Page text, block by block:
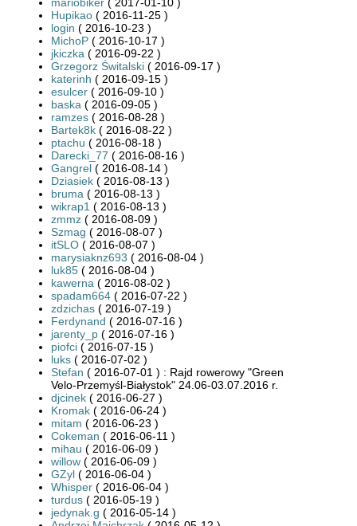
Hupikao ( 2016-11-25 )
login ( 2016-10-23 )
MichoP ( 2016-10-17 )
jkiczka ( 2016-09-22 )
Grzegorz Świtalski ( 2016-09-17 )
katerinh ( 2016-09-15 )
esulcer ( 2016-09-10 )
baska ( 2016-09-05 )
ramzes ( 2016-08-28 )
Bartek8k ( 2016-08-22 )
ptachu ( 2016-08-18 )
Darecki_77 ( 2016-08-16 )
Gangrel ( 2016-08-14 )
Dziasiek ( 2016-08-13 )
bruma ( 2016-08-13 )
wikrap1 ( 2016-08-13 )
zmmz ( 2016-08-09 )
Szmag ( 2016-08-07 )
itSLO ( 2016-08-07 )
marysiaknz693 ( 2016-08-04 )
luk85 ( 2016-08-04 )
kawerna ( 2016-08-02 )
spadam664 ( 2016-07-22 )
zdzichas ( 2016-07-19 )
Ferdynand ( 2016-07-16 )
jarenty_p ( 2016-07-16 )
piofci ( 2016-07-15 )
luks ( 2016-07-02 )
Stefan ( 2016-07-01 ) : Rajd rowerowy "Green
Velo-Przemyśl-Białystok" 24.06-03.07.2016 r.
djcinek ( 2016-06-27 )
Kromak ( 2016-06-24 )
mitam ( 2016-06-23 )
Cokeman ( 2016-06-11 )
mihau ( 2016-06-09 )
willow ( 2016-06-09 )
GZyl ( 2016-06-04 )
Whisper ( 2016-06-04 )
turdus ( 2016-05-19 )
jedynak.g ( 2016-05-14 )